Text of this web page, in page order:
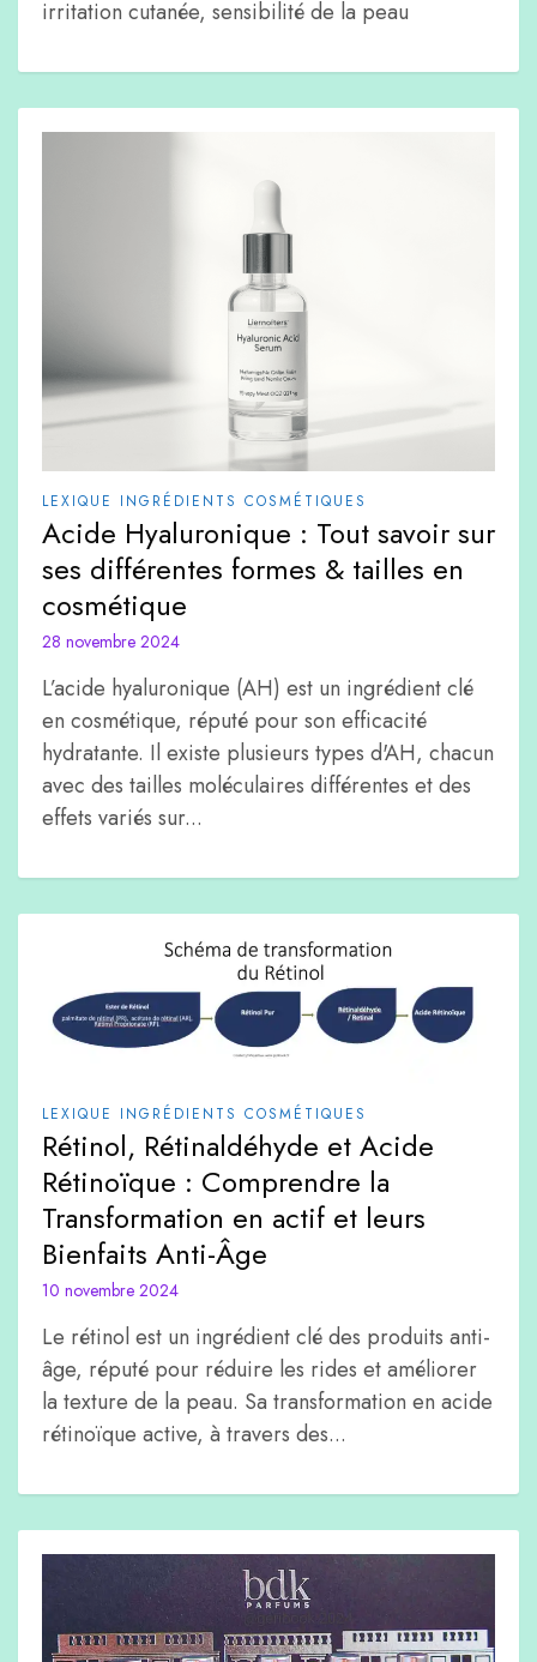
irritation cutanée, sensibilité de la peau
LEXIQUE INGRÉDIENTS COSMÉTIQUES
Acide Hyaluronique : Tout savoir sur
ses différentes formes & tailles en
cosmétique
28 novembre 2024
L’acide hyaluronique (AH) est un ingrédient clé
en cosmétique, réputé pour son efficacité
hydratante. Il existe plusieurs types d'AH, chacun
avec des tailles moléculaires différentes et des
effets variés sur...
LEXIQUE INGRÉDIENTS COSMÉTIQUES
Rétinol, Rétinaldéhyde et Acide
Rétinoïque : Comprendre la
Transformation en actif et leurs
Bienfaits Anti-Âge
10 novembre 2024
Le rétinol est un ingrédient clé des produits anti-
âge, réputé pour réduire les rides et améliorer
la texture de la peau. Sa transformation en acide
rétinoïque active, à travers des...